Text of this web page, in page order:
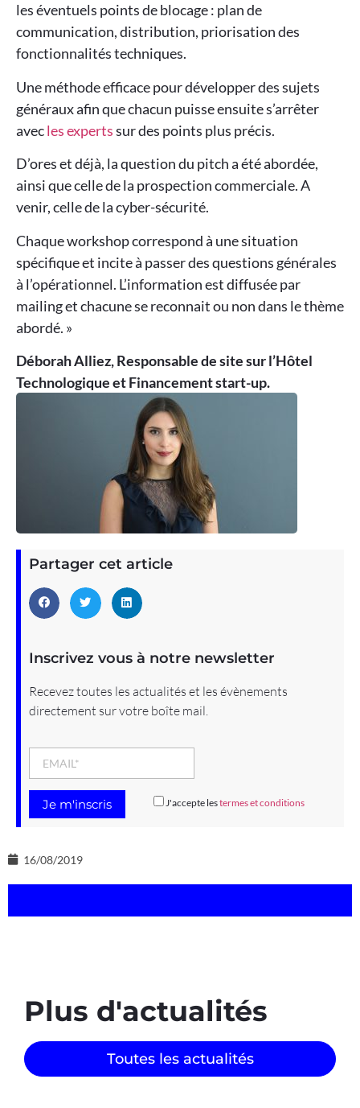
les éventuels points de blocage : plan de
communication, distribution, priorisation des
fonctionnalités techniques.
Une méthode efficace pour développer des sujets
généraux afin que chacun puisse ensuite s’arrêter
avecles expertssur des points plus précis.
D’ores et déjà, la question du pitch a été abordée,
ainsi que celle de la prospection commerciale. A
venir, celle de la cyber-sécurité.
Chaque workshop correspond à une situation
spécifique et incite à passer des questions générales
à l’opérationnel. L’information est diffusée par
mailing et chacune se reconnait ou non dans le thème
abordé. »
Déborah Alliez, Responsable de site sur l’Hôtel
Technologique et Financement start-up.
Partager cet article
Inscrivez vous à notre newsletter
Recevez toutes les actualités et les évènements
directement sur votre boîte mail.
J'accepte lestermes et conditions
16/08/2019
Plus d'actualités
Toutes les actualités